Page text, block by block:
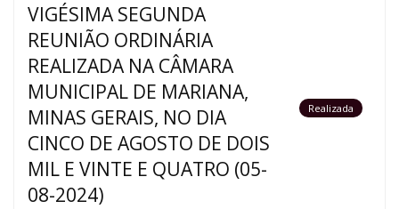
VIGÉSIMA SEGUNDA
REUNIÃO ORDINÁRIA
REALIZADA NA CÂMARA
MUNICIPAL DE MARIANA,
MINAS GERAIS, NO DIA
CINCO DE AGOSTO DE DOIS
MIL E VINTE E QUATRO (05-
08-2024)
Realizada